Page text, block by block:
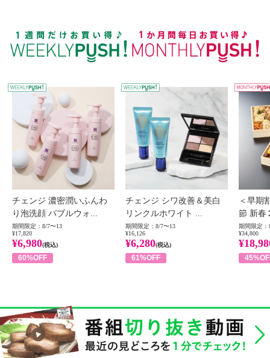
WEEKLY PUSH
チェンジ 濃密潤いふんわ
り泡洗顔 バブルウォ...
期間限定：8/7〜13
¥17,820
¥6,980(税込)
60%OFF
チェンジ シワ改善＆美白
リンクルホワイト ...
期間限定：8/7〜13
¥16,126
¥6,280(税込)
61%OFF
＜早期
節 新春
期間限定：
¥34,800